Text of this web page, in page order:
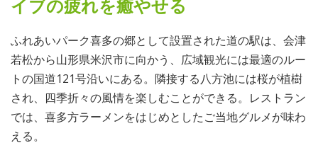
イブの疲れを癒やせる
ふれあいパーク喜多の郷として設置された道の駅は、会津
若松から山形県米沢市に向かう、広域観光には最適のルー
トの国道121号沿いにある。隣接する八方池には桜が植樹
され、四季折々の風情を楽しむことができる。レストラン
では、喜多方ラーメンをはじめとしたご当地グルメが味わ
える。